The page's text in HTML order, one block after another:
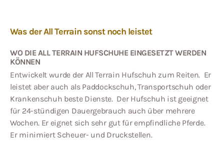
Was der All Terrain sonst noch leistet
WO DIE ALL TERRAIN HUFSCHUHE EINGESETZT WERDEN
KÖNNEN
Entwickelt wurde der All Terrain Hufschuh zum Reiten. Er
leistet aber auch als Paddockschuh, Transportschuh oder
Krankenschuh beste Dienste. Der Hufschuh ist geeignet
für 24-stündigen Dauergebrauch auch über mehrere
Wochen. Er eignet sich sehr gut für empfindliche Pferde.
Er minimiert Scheuer- und Druckstellen.